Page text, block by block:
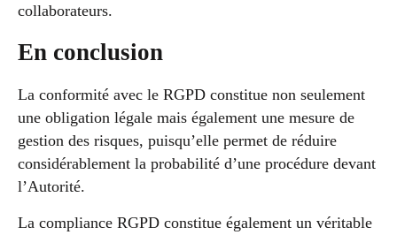
collaborateurs.
En conclusion
La conformité avec le RGPD constitue non seulement
une obligation légale mais également une mesure de
gestion des risques, puisqu’elle permet de réduire
considérablement la probabilité d’une procédure devant
l’Autorité.
La compliance RGPD constitue également un véritable